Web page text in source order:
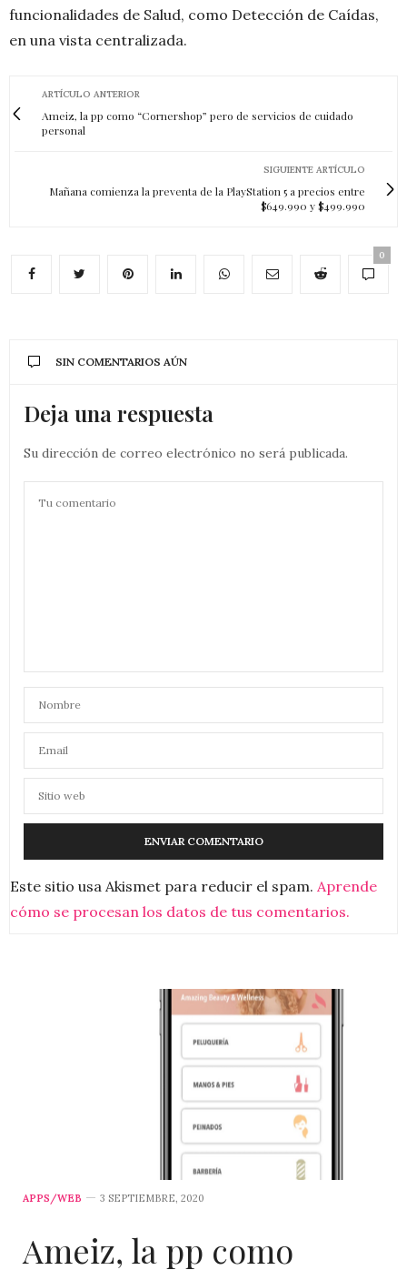
funcionalidades de Salud, como Detección de Caídas,
en una vista centralizada.
ARTÍCULO ANTERIOR
Ameiz, la pp como “Cornershop” pero de servicios de cuidado
personal
SIGUIENTE ARTÍCULO
Mañana comienza la preventa de la PlayStation 5 a precios entre
$649.990 y $499.990
0
SIN COMENTARIOS AÚN
Deja una respuesta
Su dirección de correo electrónico no será publicada.
Este sitio usa Akismet para reducir el spam. Aprende
cómo se procesan los datos de tus comentarios.
APPS/WEB 3 SEPTIEMBRE, 2020
Ameiz, la pp como